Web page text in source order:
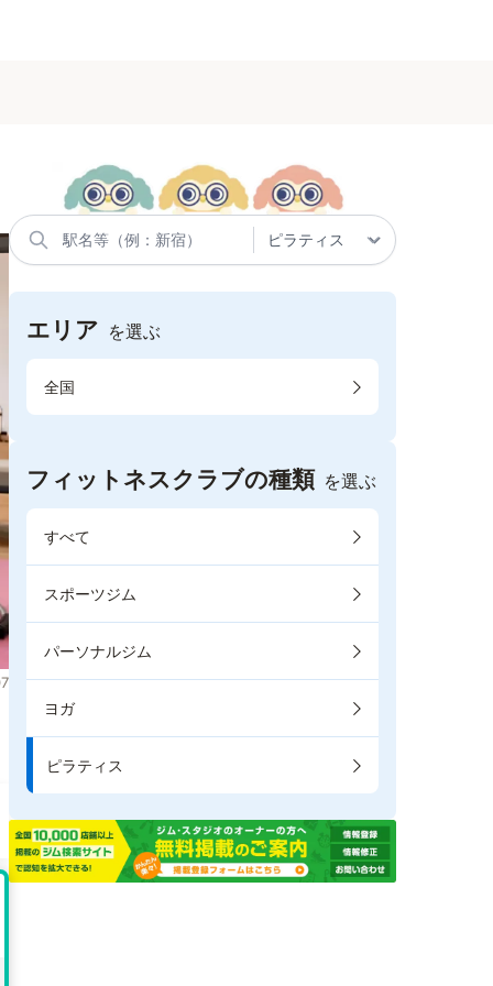
エリア を選ぶ
全国
フィットネスクラブの種類 を選ぶ
すべて
スポーツジム
パーソナルジム
ヨガ
ピラティス